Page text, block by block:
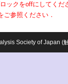
ックをoffにしてくだ
ご参照ください．
Society of Japan (